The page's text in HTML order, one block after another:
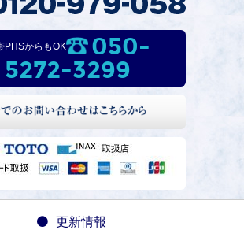
PHSからもOK
050-
5272-3299
更新情報